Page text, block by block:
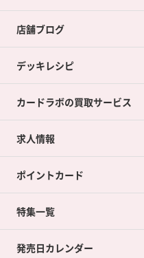
店舗ブログ
デッキレシピ
カードラボの買取サービス
カードラボの買取サービスTOP
店舗買取について
ネット買取について
買取承諾書について
求人情報
ポイントカード
ポイントカードTOP
ポイント交換景品
特集一覧
発売日カレンダー